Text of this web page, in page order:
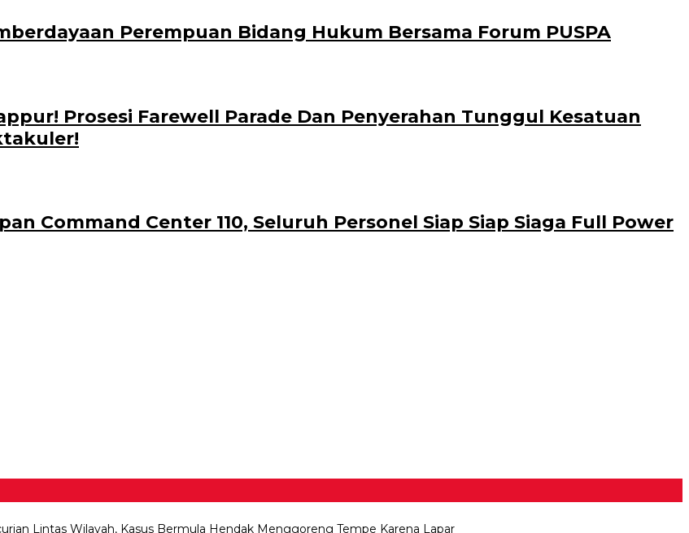
Perempuan Bidang Hukum Bersama Forum PUSPA
Prosesi Farewell Parade Dan Penyerahan Tunggul Kesatuan
Command Center 110, Seluruh Personel Siap Siap Siaga Full Power
Lintas Wilayah, Kasus Bermula Hendak Menggoreng Tempe Karena Lapar